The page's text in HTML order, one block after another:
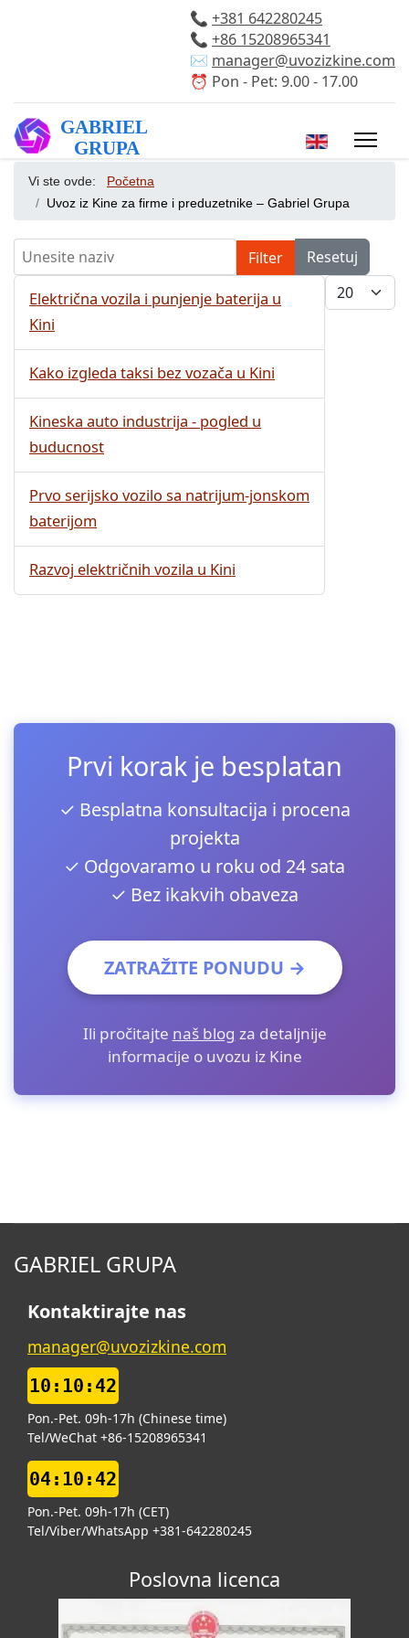
📞 +381 642280245
📞 +86 15208965341
✉️ manager@uvozizkine.com
⏰ Pon - Pet: 9.00 - 17.00
Izaberite vaš
Vi ste ovde:
Početna
Uvoz iz Kine za firme i preduzetnike – Gabriel Grupa
Unesite naziv Filter Resetuj
Prikaži
Električna vozila i punjenje baterija u
Kini
Kako izgleda taksi bez vozača u Kini
Kineska auto industrija - pogled u
buducnost
Prvo serijsko vozilo sa natrijum-jonskom
baterijom
Razvoj električnih vozila u Kini
Prvi korak je besplatan
✓ Besplatna konsultacija i procena
projekta
✓ Odgovaramo u roku od 24 sata
✓ Bez ikakvih obaveza
ZATRAŽITE PONUDU →
Ili pročitajte naš blog za detaljnije
informacije o uvozu iz Kine
GABRIEL GRUPA
Kontaktirajte nas
manager@uvozizkine.com
10:10:42
Pon.-Pet. 09h-17h (Chinese time)
Tel/WeChat +86-15208965341
04:10:42
Pon.-Pet. 09h-17h (CET)
Tel/Viber/WhatsApp +381-642280245
Poslovna licenca